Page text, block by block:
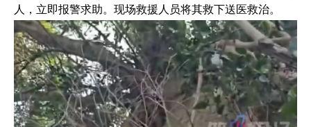
人，立即报警求助。现场救援人员将其救下送医救治。